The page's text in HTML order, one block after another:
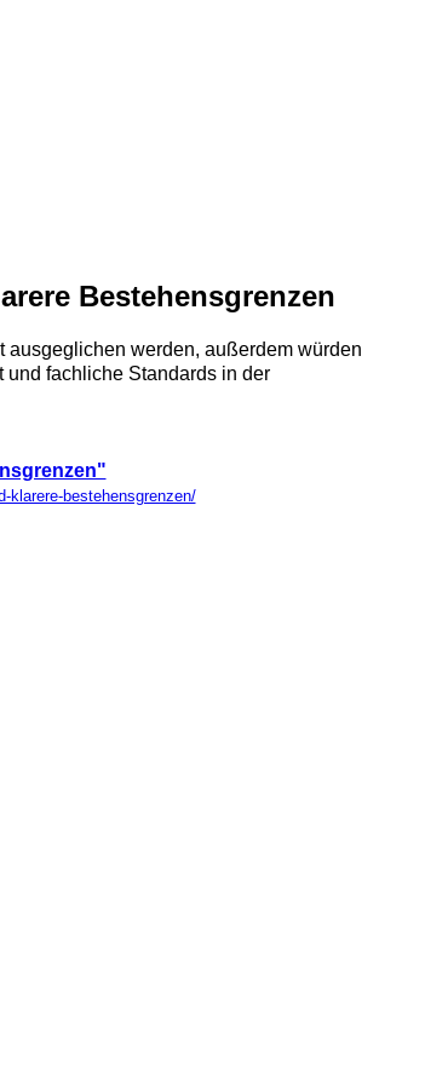
Bestehensgrenzen
werden, außerdem würden
fachliche Standards in der
klarere-bestehensgrenzen/